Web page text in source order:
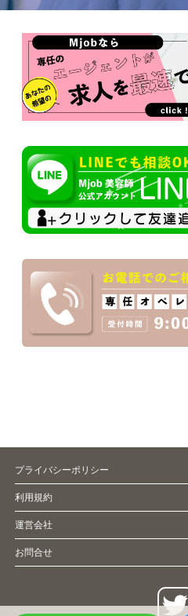
プライバシーポリシー
利用規約
運営会社
お問合せ